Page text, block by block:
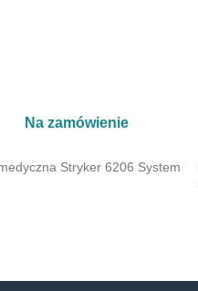
Na zamówienie
Stryker 6206 System